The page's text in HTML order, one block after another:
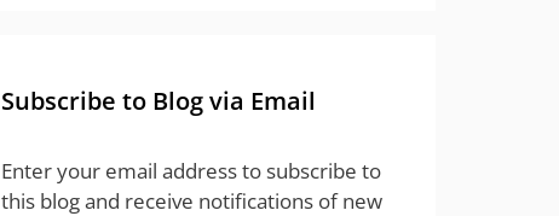
Subscribe to Blog via Email
Enter your email address to subscribe to
this blog and receive notifications of new